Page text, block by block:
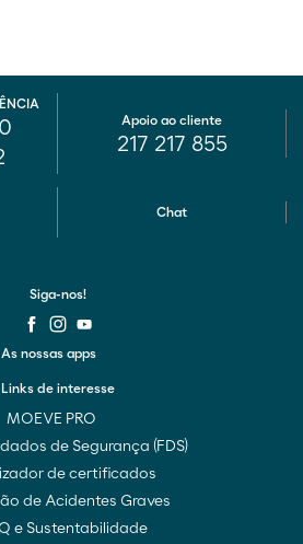
Chat
Apoio ao cliente
217 217 855
Links de interesse
MOEVE PRO
de Segurança (FDS)
de certificados
de Acidentes Graves
e Sustentabilidade
As nossas apps
Siga-nos!